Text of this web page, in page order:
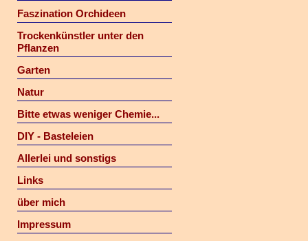
Faszination Orchideen
Trockenkünstler unter den
Pflanzen
Garten
Natur
Bitte etwas weniger Chemie...
DIY - Basteleien
Allerlei und sonstigs
Links
über mich
Impressum